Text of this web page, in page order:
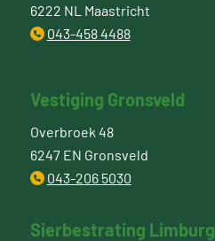
6222 NL Maastricht
043-458 4488
Vestiging Gronsveld
Overbroek 48
6247 EN Gronsveld
043-206 5030
Sierbestrating Limburg